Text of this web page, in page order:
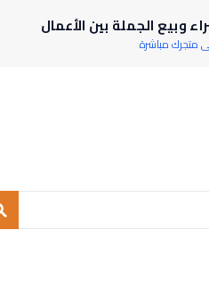
وبيع الجملة بين الأعمال
متجرك مباشرة